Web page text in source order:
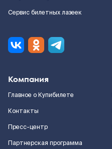
Сервис билетных лазеек
Компания
Главное о Купибилете
Контакты
Пресс-центр
Партнерская программа